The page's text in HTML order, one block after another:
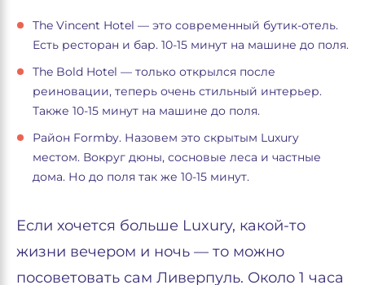
The Vincent Hotel — это современный бутик-отель.
Есть ресторан и бар. 10-15 минут на машине до поля.
The Bold Hotel — только открылся после
реиновации, теперь очень стильный интерьер.
Также 10-15 минут на машине до поля.
Район Formby. Назовем это скрытым Luxury
местом. Вокруг дюны, сосновые леса и частные
дома. Но до поля так же 10-15 минут.
Если хочется больше Luxury, какой-то
жизни вечером и ночь — то можно
посоветовать сам Ливерпуль. Около 1 часа